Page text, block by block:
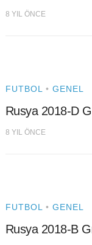
8 YIL ÖNCE
FUTBOL • GENEL
Rusya 2018-D
8 YIL ÖNCE
FUTBOL • GENEL
Rusya 2018-B